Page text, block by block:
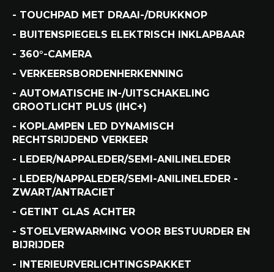
- TOUCHPAD MET DRAAI-/DRUKKNOP
- BUITENSPIEGELS ELEKTRISCH INKLAPBAAR
- 360°-CAMERA
- VERKEERSBORDENHERKENNING
- AUTOMATISCHE IN-/UITSCHAKELING
GROOTLICHT PLUS (IHC+)
- KOPLAMPEN LED DYNAMISCH
RECHTSRIJDEND VERKEER
- LEDER/NAPPALEDER/SEMI-ANILINELEDER
- LEDER/NAPPALEDER/SEMI-ANILINELEDER -
ZWART/ANTRACIET
- GETINT GLAS ACHTER
- STOELVERWARMING VOOR BESTUURDER EN
BIJRIJDER
- INTERIEURVERLICHTINGSPAKKET